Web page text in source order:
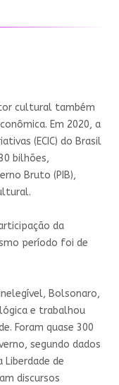
cultural também
Em 2020, a
(ECIC) do Brasil
bilhões,
Bruto (PIB),
da
período foi de
Bolsonaro,
e trabalhou
Foram quase 300
segundo dados
de
discursos